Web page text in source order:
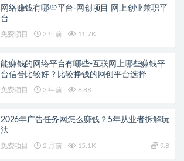
网络赚钱有哪些平台-网创项目 网上创业兼职平
台
免费项目 3 年前 11.7K
能赚钱的网络平台有哪些-互联网上哪些赚钱平
台信誉比较好？比较挣钱的网创平台选择
免费项目 3 年前 8.8K
2026年广告任务网怎么赚钱？5年从业者拆解玩
法
免费项目 2 月前 15.1K 9.8